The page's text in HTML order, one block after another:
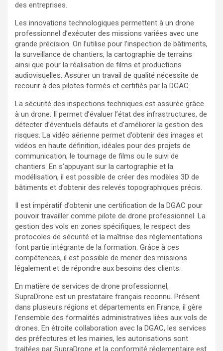
des entreprises.
Les innovations technologiques permettent à un drone
professionnel d’exécuter des missions variées avec une
grande précision. On l’utilise pour l’inspection de bâtiments,
la surveillance de chantiers, la cartographie de terrains
ainsi que pour la réalisation de films et productions
audiovisuelles. Assurer un travail de qualité nécessite de
recourir à des pilotes formés et certifiés par la DGAC.
La sécurité des inspections techniques est assurée grâce
à un drone. Il permet d’évaluer l’état des infrastructures, de
détecter d’éventuels défauts et d’améliorer la gestion des
risques. La vidéo aérienne permet d’obtenir des images et
vidéos en haute définition, idéales pour des projets de
communication, le tournage de films ou le suivi de
chantiers. En s’appuyant sur la cartographie et la
modélisation, il est possible de créer des modèles 3D de
bâtiments et d’obtenir des relevés topographiques précis.
Il est impératif d’obtenir une certification de la DGAC pour
pouvoir travailler comme pilote de drone professionnel. La
gestion des vols en zones spécifiques, le respect des
protocoles de sécurité et la maîtrise des réglementations
font partie intégrante de la formation. Grâce à ces
compétences, il est possible de mener des missions
légalement et de répondre aux besoins des clients.
En matière de services de drone professionnel,
SupraDrone est un prestataire français reconnu. Présent
dans plusieurs régions et départements en France, il gère
l’ensemble des formalités administratives liées aux vols de
drones. En étroite collaboration avec la DGAC, les services
des préfectures et les mairies, les autorisations sont